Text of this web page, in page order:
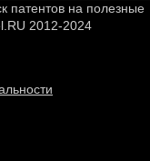
патентов на полезные
2012-2024